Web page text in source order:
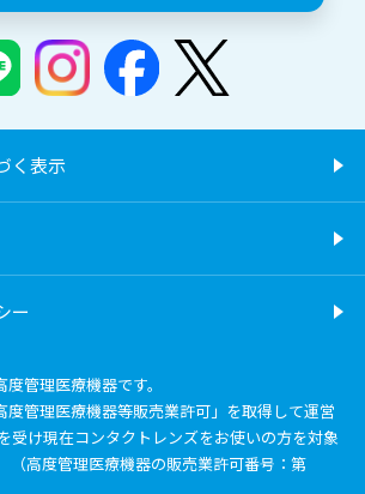
く表示
ー
管理医療機器です。
度管理医療機器等販売業許可」を取得して運営
受け現在コンタクトレンズをお使いの方を対象
（高度管理医療機器の販売業許可番号：第